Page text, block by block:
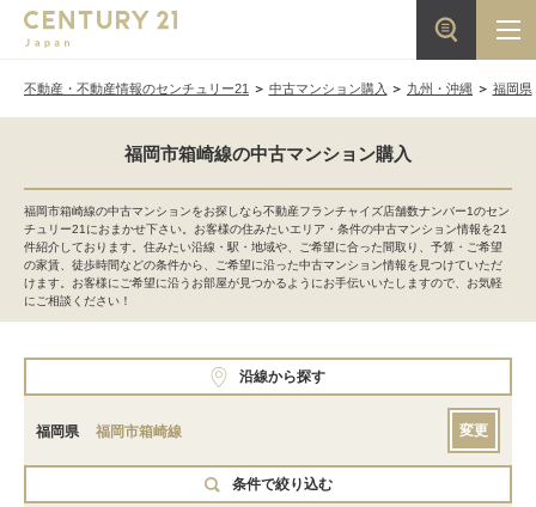
不動産・不動産情報のセンチュリー21 中古マンション購入 九州・沖縄 福岡県
福岡市箱崎線の中古マンション購入
福岡市箱崎線の中古マンションをお探しなら不動産フランチャイズ店舗数ナンバー1のセン
チュリー21におまかせ下さい。お客様の住みたいエリア・条件の中古マンション情報を21
件紹介しております。住みたい沿線・駅・地域や、ご希望に合った間取り、予算・ご希望
の家賃、徒歩時間などの条件から、ご希望に沿った中古マンション情報を見つけていただ
けます。お客様にご希望に沿うお部屋が見つかるようにお手伝いいたしますので、お気軽
にご相談ください！
沿線から探す
福岡県 福岡市箱崎線 変更
条件で絞り込む